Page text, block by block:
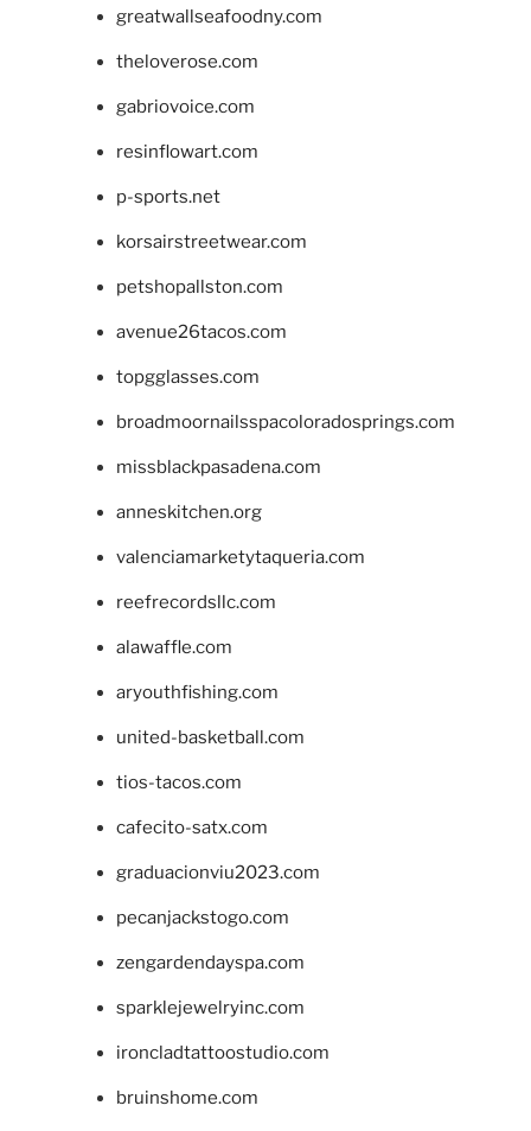
greatwallseafoodny.com
theloverose.com
gabriovoice.com
resinflowart.com
p-sports.net
korsairstreetwear.com
petshopallston.com
avenue26tacos.com
topgglasses.com
broadmoornailsspacoloradosprings.com
missblackpasadena.com
anneskitchen.org
valenciamarketytaqueria.com
reefrecordsllc.com
alawaffle.com
aryouthfishing.com
united-basketball.com
tios-tacos.com
cafecito-satx.com
graduacionviu2023.com
pecanjackstogo.com
zengardendayspa.com
sparklejewelryinc.com
ironcladtattoostudio.com
bruinshome.com